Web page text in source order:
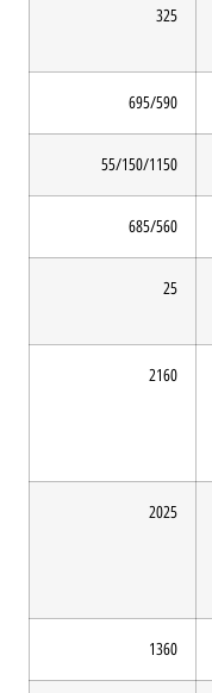
325
695/590
55/150/1150
685/560
25
2160
2025
1360